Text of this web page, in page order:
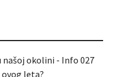
okolini - Info 027
leta?